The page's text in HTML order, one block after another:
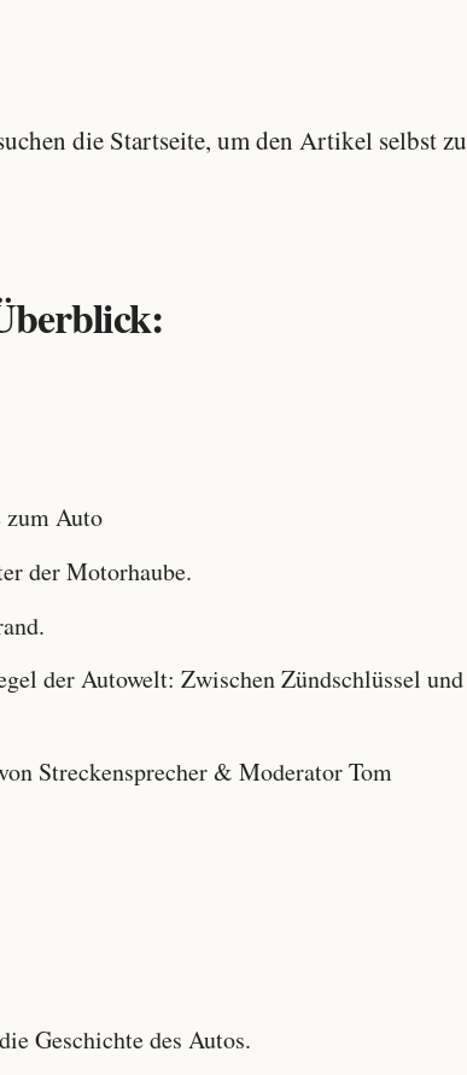
die Startseite, um den Artikel selbst zu
Auto
der Motorhaube.
der Autowelt: Zwischen Zündschlüssel und
Streckensprecher & Moderator Tom
Geschichte des Autos.